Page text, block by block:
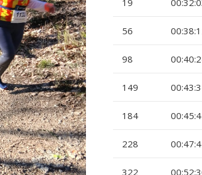
56
98
149
184
228
322